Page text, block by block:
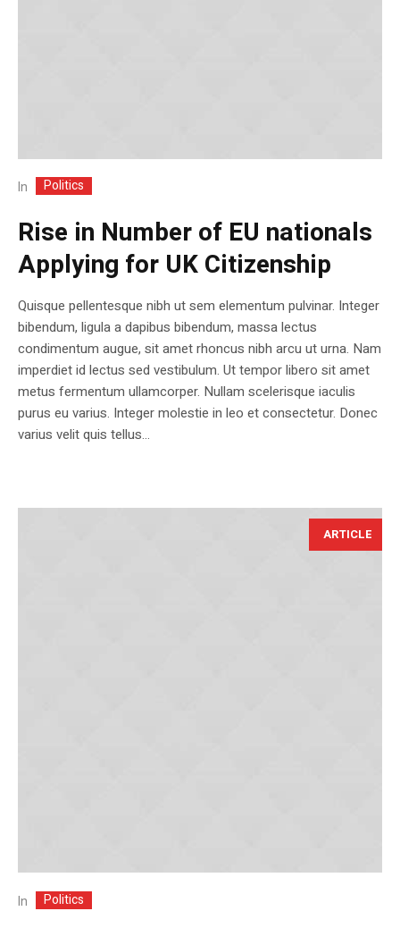
In Politics
Rise in Number of EU nationals
Applying for UK Citizenship
Quisque pellentesque nibh ut sem elementum pulvinar. Integer
bibendum, ligula a dapibus bibendum, massa lectus
condimentum augue, sit amet rhoncus nibh arcu ut urna. Nam
imperdiet id lectus sed vestibulum. Ut tempor libero sit amet
metus fermentum ullamcorper. Nullam scelerisque iaculis
purus eu varius. Integer molestie in leo et consectetur. Donec
varius velit quis tellus...
ARTICLE
In Politics